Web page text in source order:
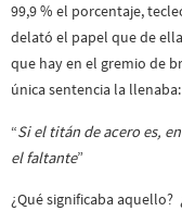
99,9 % el porcentaje,
delató el papel que de
que hay en el gremio de
única sentencia la llenaba:
“Si el titán de acero es,
el faltante”
¿Qué significaba